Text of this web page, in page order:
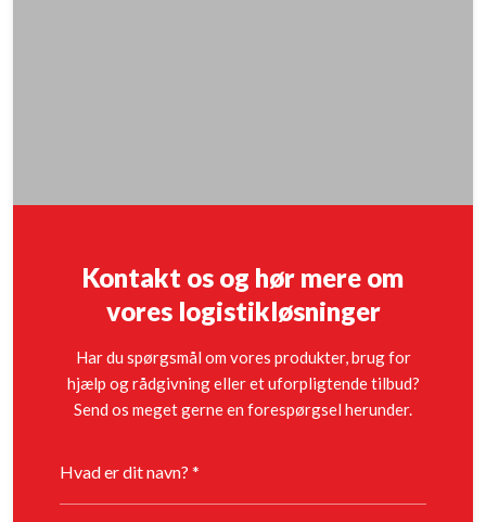
Kontakt os og hør mere om
vores logistikløsninger
Har du spørgsmål om vores produkter, brug for
hjælp og rådgivning eller et uforpligtende tilbud?
Send os meget gerne en forespørgsel herunder.